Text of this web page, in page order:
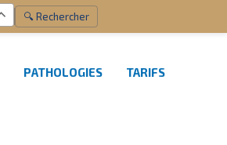
🔍 Rechercher
PATHOLOGIES TARIFS